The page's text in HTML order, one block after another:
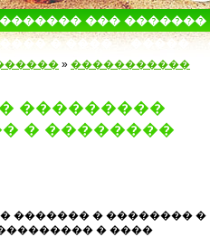
��� �������
� ���� �����
» �����������
���������
� ��������
������� � �������� �
� ����